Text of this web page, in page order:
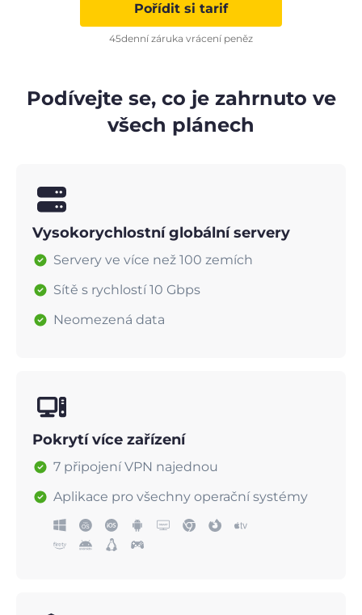
Pořídit si tarif
45denní záruka vrácení peněz
Podívejte se, co je zahrnuto ve
všech plánech
Vysokorychlostní globální servery
Servery ve více než 100 zemích
Sítě s rychlostí 10 Gbps
Neomezená data
Pokrytí více zařízení
7 připojení VPN najednou
Aplikace pro všechny operační systémy